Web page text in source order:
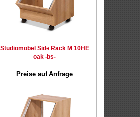
Studiomöbel Side Rack M 10HE
oak -bs-
Preise auf Anfrage